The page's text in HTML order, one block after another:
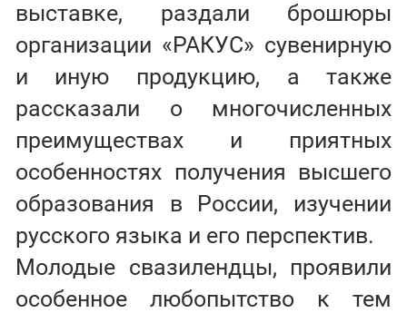
выставке, раздали брошюры
организации «РАКУС» сувенирную
и иную продукцию, а также
рассказали о многочисленных
преимуществах и приятных
особенностях получения высшего
образования в России, изучении
русского языка и его перспектив.
Молодые свазилендцы, проявили
особенное любопытство к тем